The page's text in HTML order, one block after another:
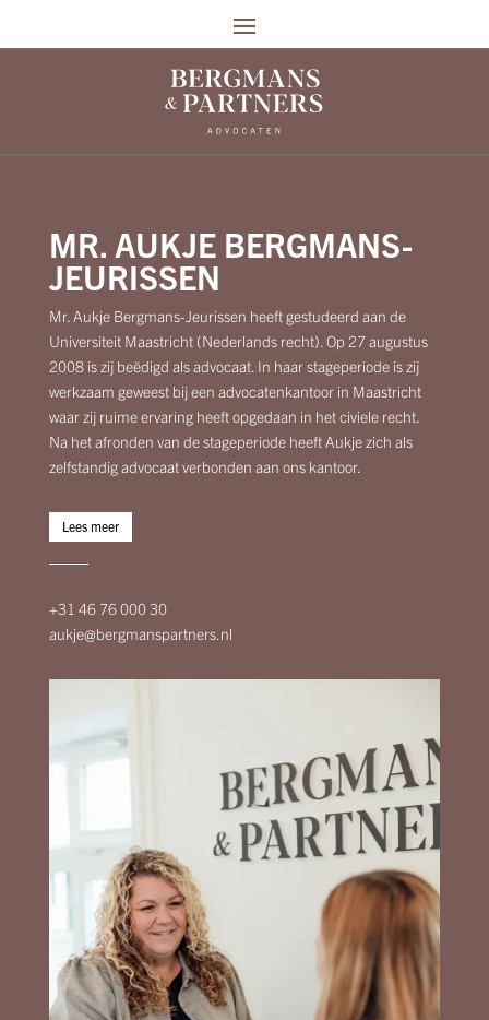
MR. AUKJE BERGMANS-
JEURISSEN
Mr. Aukje Bergmans-Jeurissen heeft gestudeerd aan de
Universiteit Maastricht (Nederlands recht). Op 27 augustus
2008 is zij beëdigd als advocaat. In haar stageperiode is zij
werkzaam geweest bij een advocatenkantoor in Maastricht
waar zij ruime ervaring heeft opgedaan in het civiele recht.
Na het afronden van de stageperiode heeft Aukje zich als
zelfstandig advocaat verbonden aan ons kantoor.
Lees meer
+31 46 76 000 30
aukje@bergmanspartners.nl